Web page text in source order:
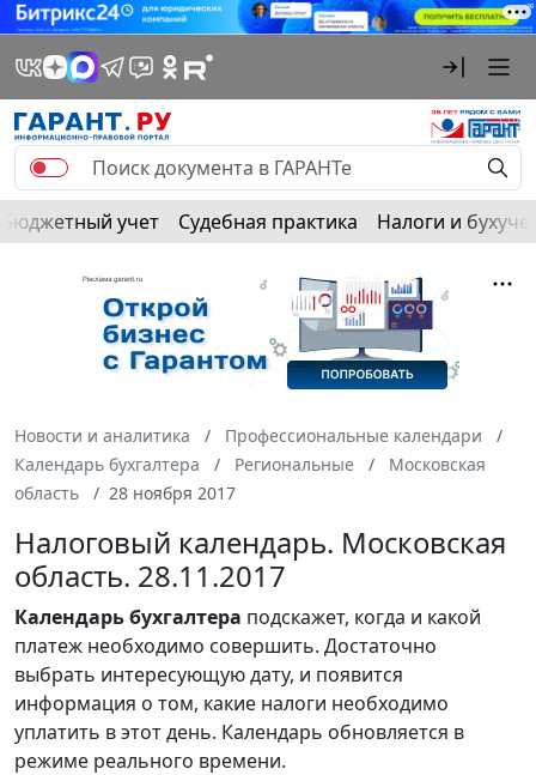
Бюджетный учет Судебная практика Налоги и
Новости и аналитика
Профессиональные календари
Календарь бухгалтера
Региональные
Московская
область
28 ноября 2017
Налоговый календарь. Московская
область. 28.11.2017
Календарьбухгалтера подскажет, когда и какой
платеж необходимо совершить. Достаточно
выбрать интересующую дату, и появится
информация о том, какие налоги необходимо
уплатить в этот день. Календарь обновляется в
режиме реального времени.